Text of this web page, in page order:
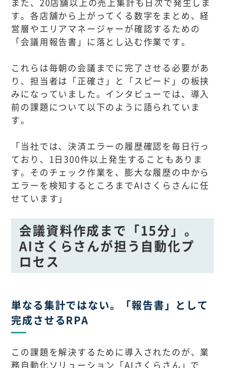
す。各店舗から上がってくる数字をまとめ、経
営層やエリアマネージャーが確認するための
「会議用報告書」に落とし込む作業です。
これらは毎朝の会議までに完了させる必要があ
り、担当者は「正確さ」と「スピード」の板挟
みになっていました。インタビューでは、導入
前の課題について以下のように語られていま
す。
「当社では、決済エラーの履歴確認を毎日行っ
ており、1日300件以上発生することもありま
す。そのチェック作業を、膨大な履歴の中から
エラーを検知するところまでAIさくらさんに任
せています」
会議資料作成まで「15分」。
AIさくらさんが担う自動化プ
ロセス
単なる集計ではない。「報告書」として
完成させるRPA
この課題を解決するために導入されたのが、業
務自動化ソリューション「AIさくらさん」で